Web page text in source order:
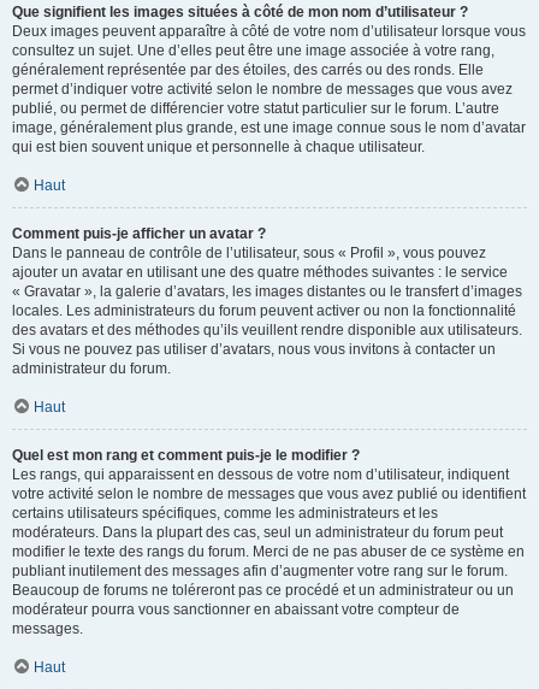
Que signifient les images situées à côté de mon nom d’utilisateur ?
Deux images peuvent apparaître à côté de votre nom d’utilisateur lorsque vous
consultez un sujet. Une d’elles peut être une image associée à votre rang,
généralement représentée par des étoiles, des carrés ou des ronds. Elle
permet d’indiquer votre activité selon le nombre de messages que vous avez
publié, ou permet de différencier votre statut particulier sur le forum. L’autre
image, généralement plus grande, est une image connue sous le nom d’avatar
qui est bien souvent unique et personnelle à chaque utilisateur.
Haut
Comment puis-je afficher un avatar ?
Dans le panneau de contrôle de l’utilisateur, sous « Profil », vous pouvez
ajouter un avatar en utilisant une des quatre méthodes suivantes : le service
« Gravatar », la galerie d’avatars, les images distantes ou le transfert d’images
locales. Les administrateurs du forum peuvent activer ou non la fonctionnalité
des avatars et des méthodes qu’ils veuillent rendre disponible aux utilisateurs.
Si vous ne pouvez pas utiliser d’avatars, nous vous invitons à contacter un
administrateur du forum.
Haut
Quel est mon rang et comment puis-je le modifier ?
Les rangs, qui apparaissent en dessous de votre nom d’utilisateur, indiquent
votre activité selon le nombre de messages que vous avez publié ou identifient
certains utilisateurs spécifiques, comme les administrateurs et les
modérateurs. Dans la plupart des cas, seul un administrateur du forum peut
modifier le texte des rangs du forum. Merci de ne pas abuser de ce système en
publiant inutilement des messages afin d’augmenter votre rang sur le forum.
Beaucoup de forums ne toléreront pas ce procédé et un administrateur ou un
modérateur pourra vous sanctionner en abaissant votre compteur de
messages.
Haut